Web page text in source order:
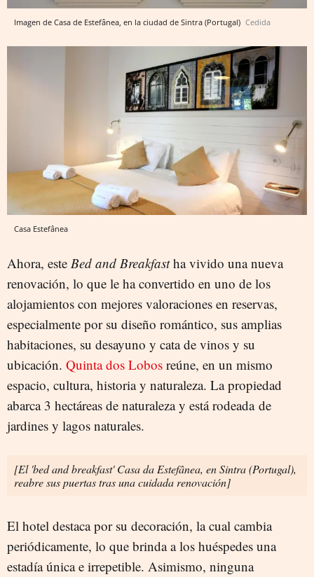
Imagen de Casa de Estefânea, en la ciudad de Sintra (Portugal) Cedida
Casa Estefânea
Ahora, este Bed and Breakfastha vivido una nueva
renovación, lo que le ha convertido en uno de los
alojamientos con mejores valoraciones en reservas,
especialmente por su diseño romántico, sus amplias
habitaciones, su desayuno y cata de vinos y su
ubicación. Quinta dos Lobos reúne, en un mismo
espacio, cultura, historia y naturaleza. La propiedad
abarca 3 hectáreas de naturaleza y está rodeada de
jardines y lagos naturales.
[El 'bed and breakfast' Casa da Estefânea, en Sintra (Portugal),
reabre sus puertas tras una cuidada renovación]
El hotel destaca por su decoración, la cual cambia
periódicamente, lo que brinda a los huéspedes una
estadía única e irrepetible. Asimismo, ninguna